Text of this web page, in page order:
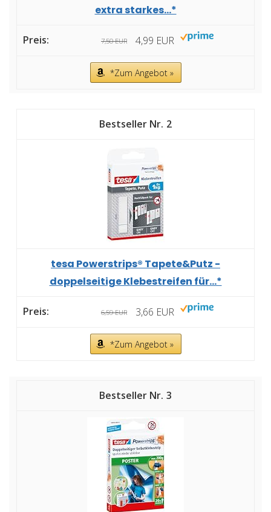
extra starkes...*
7,50 EUR 4,99 EUR
*Zum Angebot »
2
tesa Powerstrips® Tapete&Putz -
doppelseitige Klebestreifen für...*
6,59 EUR 3,66 EUR
*Zum Angebot »
3